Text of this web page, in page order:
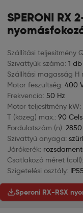
SPERONI RX
Szállítási teljesítmény
Szivattyúk száma: 1 db
Szállítási magasság H
Motor feszültség: 400
Frekvencia: 50 Hz
Motor teljesítmény kW:
T (közeg) max.: 90
Fordulatszám (n):
Szivattyú anyaga:
Járókerék:
Csatlakozó méret (coll):
Szigetelési osztály: IP55
Speroni RX-RSX